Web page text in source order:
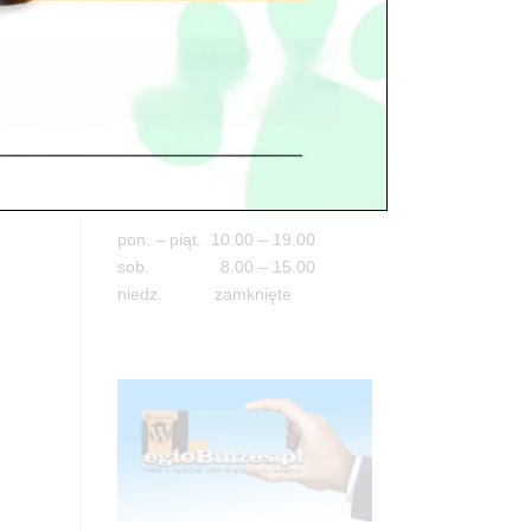
05-100 Nowy Dwór Mazowiecki
tel. 503 900 215
pon. – piąt. 10.00 – 19.00
sob. 8.00 – 15.00
niedz. zamknięte